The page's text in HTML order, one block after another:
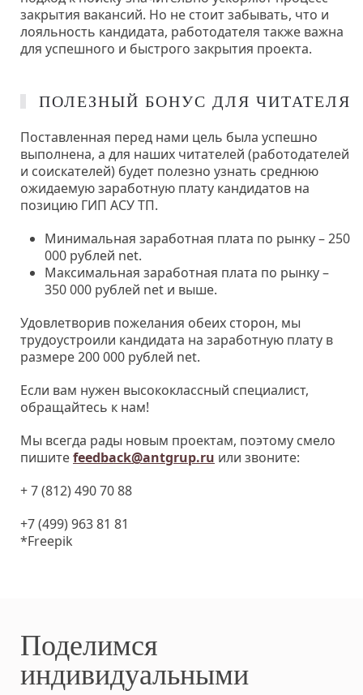
закрытия вакансий. Но не стоит забывать, что и
лояльность кандидата, работодателя также важна
для успешного и быстрого закрытия проекта.
ПОЛЕЗНЫЙ БОНУС ДЛЯ ЧИТАТЕЛЯ
Поставленная перед нами цель была успешно
выполнена, а для наших читателей (работодателей
и соискателей) будет полезно узнать среднюю
ожидаемую заработную плату кандидатов на
позицию ГИП АСУ ТП.
Минимальная заработная плата по рынку – 250
000 рублей net.
Максимальная заработная плата по рынку –
350 000 рублей net и выше.
Удовлетворив пожелания обеих сторон, мы
трудоустроили кандидата на заработную плату в
размере 200 000 рублей net.
Если вам нужен высококлассный специалист,
обращайтесь к нам!
Мы всегда рады новым проектам, поэтому смело
пишитеfeedback@antgrup.ru или звоните:
+ 7 (812) 490 70 88
+7 (499) 963 81 81
*Freepik
Поделимся
индивидуальными